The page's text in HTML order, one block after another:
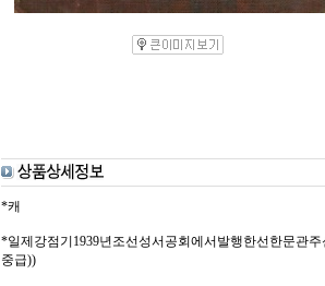
*캐
*일제강점기1939년조선성서공회에서발행한선한문관주
중급))